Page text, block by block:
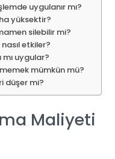
uygulanır mı?
yüksektir?
silebilir mi?
etkiler?
mı uygular?
mümkün mü?
düşer mi?
Maliyeti